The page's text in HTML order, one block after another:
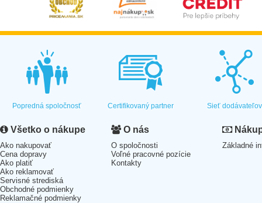
Popredná spoločnosť Certifikovaný partner Sieť dodávateľov
Všetko o nákupe
Ako nakupovať
Cena dopravy
Ako platiť
Ako reklamovať
Servisné strediská
Obchodné podmienky
Reklamačné podmienky
O nás
O spoločnosti
Voľné pracovné pozície
Kontakty
Základné